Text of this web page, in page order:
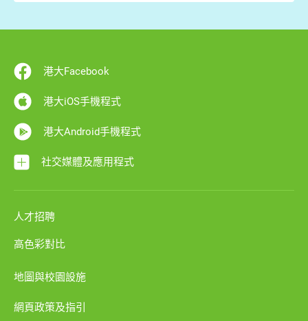
港大Facebook
港大iOS手機程式
港大Android手機程式
社交媒體及應用程式
人才招聘
高色彩對比
地圖與校園設施
網頁政策及指引